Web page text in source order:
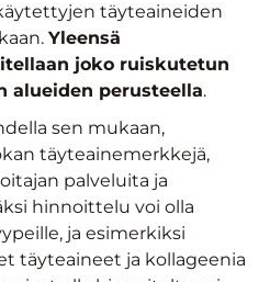
täyteaineiden
Yleensä
joko ruiskutetun
alueiden perusteella.
sen mukaan,
täyteainemerkkejä,
palveluita ja
hinnoittelu voi olla
ja esimerkiksi
täyteaineet ja kollageenia